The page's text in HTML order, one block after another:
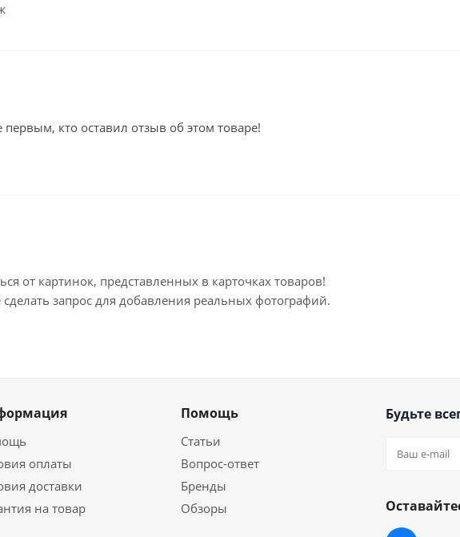
кто оставил отзыв об этом товаре!
от картинок, представленных в карточках товаров!
запрос для добавления реальных фотографий.
оплаты
доставки
на товар
Помощь
Статьи
Вопрос-ответ
Бренды
Обзоры
Будьте